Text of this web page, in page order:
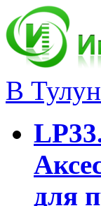
В
для